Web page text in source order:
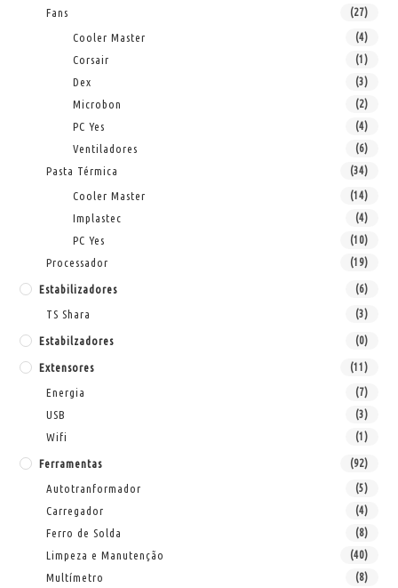
Fans (27)
Cooler Master (4)
Corsair (1)
Dex (3)
Microbon (2)
PC Yes (4)
Ventiladores (6)
Pasta Térmica (34)
Cooler Master (14)
Implastec (4)
PC Yes (10)
Processador (19)
Estabilizadores (6)
TS Shara (3)
Estabilzadores (0)
Extensores (11)
Energia (7)
USB (3)
Wifi (1)
Ferramentas (92)
Autotranformador (5)
Carregador (4)
Ferro de Solda (8)
Limpeza e Manutenção (40)
Multímetro (8)